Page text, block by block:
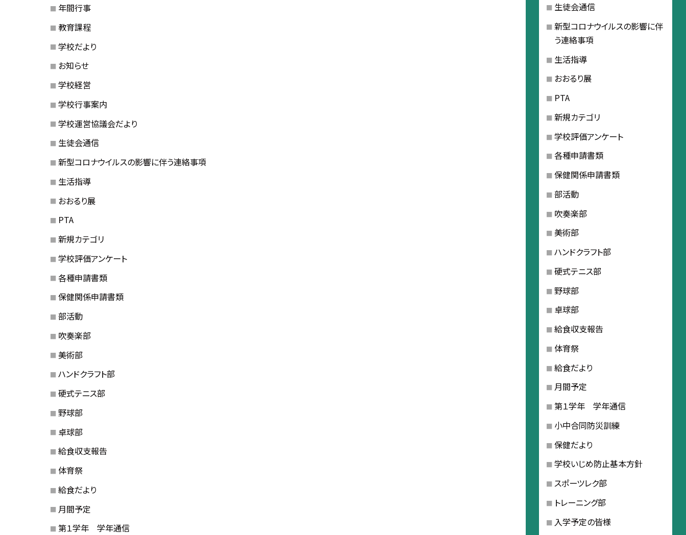
年間行事
教育課程
学校だより
お知らせ
学校経営
学校行事案内
学校運営協議会だより
生徒会通信
新型コロナウイルスの影響に伴う連絡事項
生活指導
おおるり展
PTA
新規カテゴリ
学校評価アンケート
各種申請書類
保健関係申請書類
部活動
吹奏楽部
美術部
ハンドクラフト部
硬式テニス部
野球部
卓球部
給食収支報告
体育祭
給食だより
月間予定
第１学年 学年通信
生徒会通信
新型コロナウイルスの影響に伴
う連絡事項
生活指導
おおるり展
PTA
新規カテゴリ
学校評価アンケート
各種申請書類
保健関係申請書類
部活動
吹奏楽部
美術部
ハンドクラフト部
硬式テニス部
野球部
卓球部
給食収支報告
体育祭
給食だより
月間予定
第１学年 学年通信
小中合同防災訓練
保健だより
学校いじめ防止基本方針
スポーツレク部
トレーニング部
入学予定の皆様